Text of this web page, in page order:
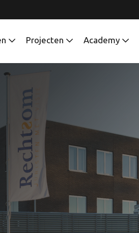
Projecten Academy